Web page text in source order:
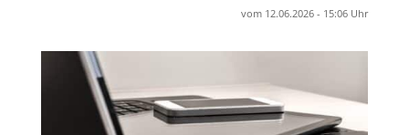
vom 12.06.2026 - 15:06 Uhr